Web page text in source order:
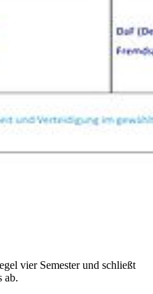
vier Semester und schließt
ab.